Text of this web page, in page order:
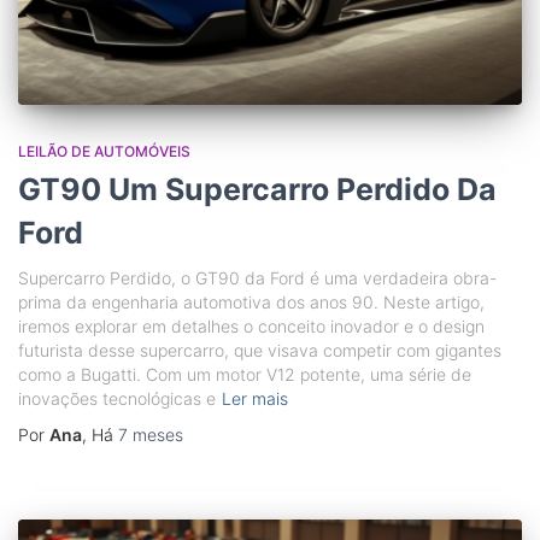
LEILÃO DE AUTOMÓVEIS
GT90 Um Supercarro Perdido Da
Ford
Supercarro Perdido, o GT90 da Ford é uma verdadeira obra-
prima da engenharia automotiva dos anos 90. Neste artigo,
iremos explorar em detalhes o conceito inovador e o design
futurista desse supercarro, que visava competir com gigantes
como a Bugatti. Com um motor V12 potente, uma série de
inovações tecnológicas e Ler mais
Por Ana, Há 7 meses